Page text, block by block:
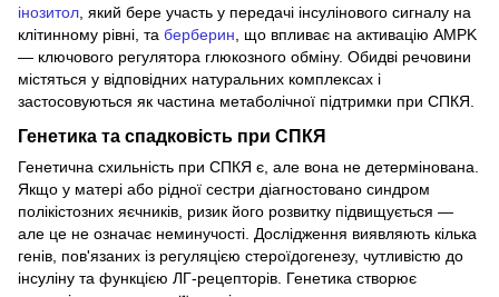
інозитол , який бере участь у передачі інсулінового сигналу на
клітинному рівні, та берберин , що впливає на активацію AMPK
— ключового регулятора глюкозного обміну. Обидві речовини
містяться у відповідних натуральних комплексах і
застосовуються як частина метаболічної підтримки при СПКЯ.
Генетика та спадковість при СПКЯ
Генетична схильність при СПКЯ є, але вона не детермінована.
Якщо у матері або рідної сестри діагностовано синдром
полікістозних яєчників, ризик його розвитку підвищується —
але це не означає неминучості. Дослідження виявляють кілька
генів, пов'язаних із регуляцією стероїдогенезу, чутливістю до
інсуліну та функцією ЛГ-рецепторів. Генетика створює